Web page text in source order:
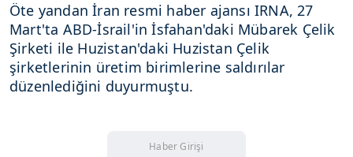
Öte yandan İran resmi haber ajansı IRNA, 27
Mart'ta ABD-İsrail'in İsfahan'daki Mübarek Çelik
Şirketi ile Huzistan'daki Huzistan Çelik
şirketlerinin üretim birimlerine saldırılar
düzenlediğini duyurmuştu.
Haber Girişi